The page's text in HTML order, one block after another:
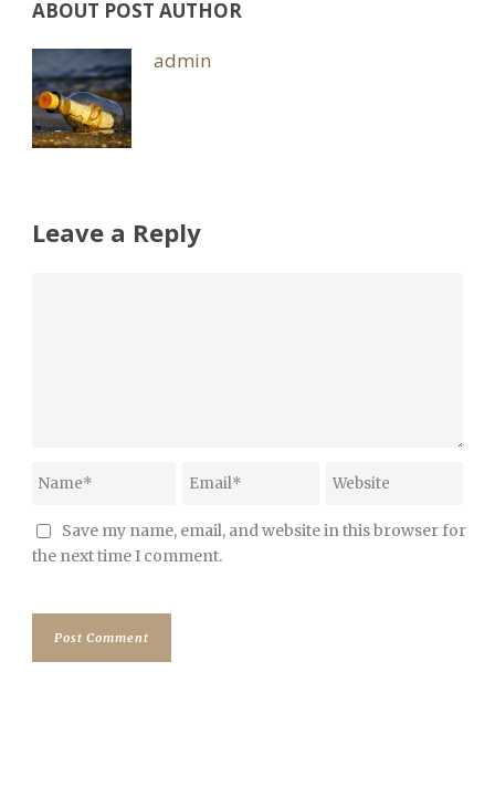
ABOUT POST AUTHOR
admin
Leave a Reply
Save my name, email, and website in this browser for
the next time I comment.